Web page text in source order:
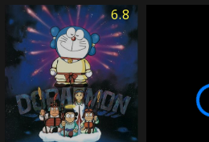
6.8